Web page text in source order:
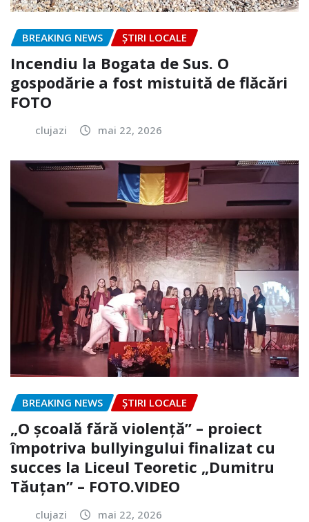
BREAKING NEWS ȘTIRI LOCALE
Incendiu la Bogata de Sus. O
gospodărie a fost mistuită de flăcări
FOTO
clujazi mai 22, 2026
BREAKING NEWS ȘTIRI LOCALE
„O școală fără violență” – proiect
împotriva bullyingului finalizat cu
succes la Liceul Teoretic „Dumitru
Tăuțan” – FOTO.VIDEO
clujazi mai 22, 2026